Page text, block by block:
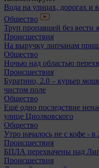
Вода на улицах, дорогах и
Общество
Труп пропавшей без
Происшествия
На выручку липчанам
Общество
Ночью над областью
Происшествия
Буратино, 2.0 – курьер
чистом поле
Общество
Ещё одно последствие
улице Циолковского
Общество
Утро началось не с кофе -
Происшествия
БПЛА перехвачены над
Происшествия